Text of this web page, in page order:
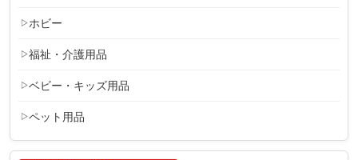
ホビー
福祉・介護用品
ベビー・キッズ用品
ペット用品